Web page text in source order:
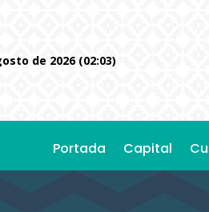
de 2026 (02:03)
Portada Capital